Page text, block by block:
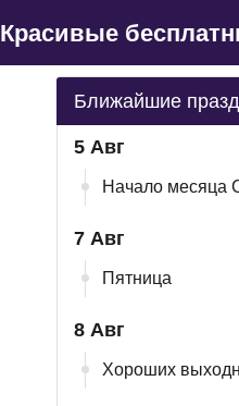
Красивые
Ближайшие
5 Авг
Начало месяца
7 Авг
Пятница
8 Авг
Хороших